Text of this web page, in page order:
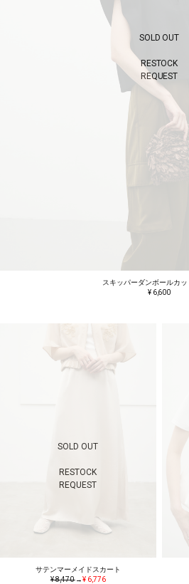
SOLD OUT
RESTOCK
REQUEST
スキッパーダンボールカ
¥ 6,600
SOLD OUT
RESTOCK
REQUEST
サテンマーメイドスカート
¥ 8,470→¥ 6,776